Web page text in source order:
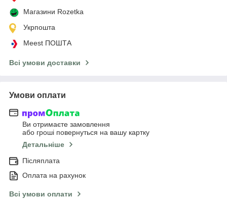
Магазини Rozetka
Укрпошта
Meest ПОШТА
Всі умови доставки
Умови оплати
Ви отримаєте замовлення
або гроші повернуться на вашу картку
Детальніше
Післяплата
Оплата на рахунок
Всі умови оплати